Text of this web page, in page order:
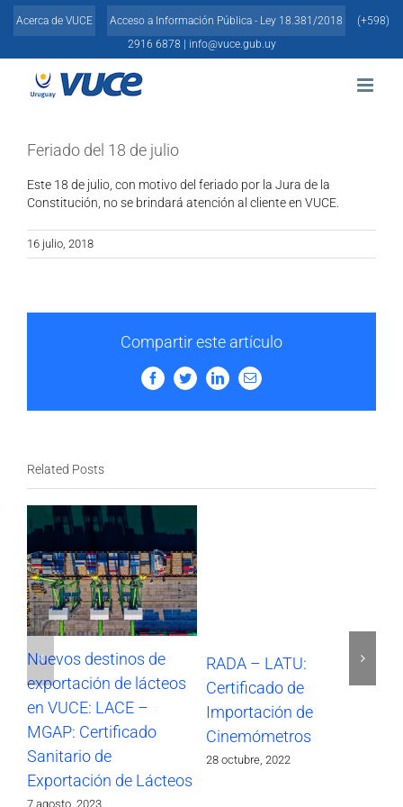
Skip
Acerca de VUCE Acceso a Información Pública - Ley 18.381/2018
(+598)
2916 6878 |
info@vuce.gub.uy
Feriado del 18 de julio
Este 18 de julio, con motivo del feriado por la Jura de la
Constitución, no se brindará atención al cliente en VUCE.
16 julio, 2018
Compartir este artículo
FacebookTwitterLinkedInEmail
Related Posts
Nuevos destinos de
exportación de lácteos
en VUCE: LACE –
MGAP: Certificado
Sanitario de
Exportación de Lácteos
7 agosto, 2023
RADA – LATU:
Certificado de
Importación de
Cinemómetros
28 octubre, 2022